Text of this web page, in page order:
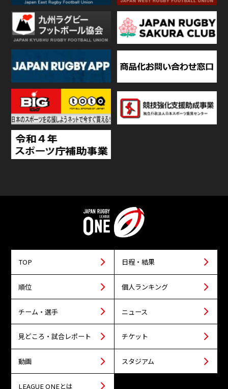
TOP 日程・結果
順位 個人ランキング
チーム・選手 ニュース
見どころ・試合レポート チケット
動画 スタジアム
LEAGUE ONEとは